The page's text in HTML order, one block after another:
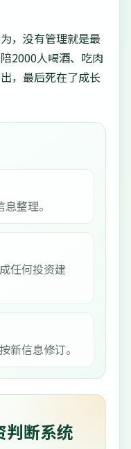
，没有管理就是最
2000人喝酒、吃肉
，最后死在了成长
整理。
任何投资建
新信息修订。
判断系统